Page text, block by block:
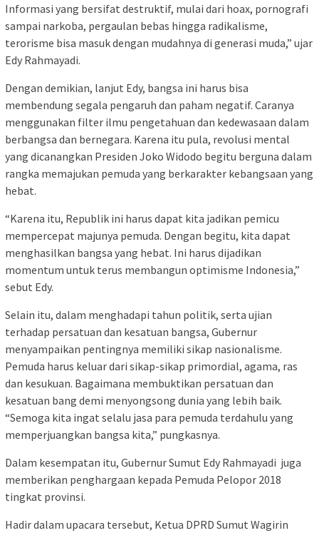
Informasi yang bersifat destruktif, mulai dari hoax, pornografi
sampai narkoba, pergaulan bebas hingga radikalisme,
terorisme bisa masuk dengan mudahnya di generasi muda,” ujar
Edy Rahmayadi.
Dengan demikian, lanjut Edy, bangsa ini harus bisa
membendung segala pengaruh dan paham negatif. Caranya
menggunakan filter ilmu pengetahuan dan kedewasaan dalam
berbangsa dan bernegara. Karena itu pula, revolusi mental
yang dicanangkan Presiden Joko Widodo begitu berguna dalam
rangka memajukan pemuda yang berkarakter kebangsaan yang
hebat.
“Karena itu, Republik ini harus dapat kita jadikan pemicu
mempercepat majunya pemuda. Dengan begitu, kita dapat
menghasilkan bangsa yang hebat. Ini harus dijadikan
momentum untuk terus membangun optimisme Indonesia,”
sebut Edy.
Selain itu, dalam menghadapi tahun politik, serta ujian
terhadap persatuan dan kesatuan bangsa, Gubernur
menyampaikan pentingnya memiliki sikap nasionalisme.
Pemuda harus keluar dari sikap-sikap primordial, agama, ras
dan kesukuan. Bagaimana membuktikan persatuan dan
kesatuan bang demi menyongsong dunia yang lebih baik.
“Semoga kita ingat selalu jasa para pemuda terdahulu yang
memperjuangkan bangsa kita,” pungkasnya.
Dalam kesempatan itu, Gubernur Sumut Edy Rahmayadi juga
memberikan penghargaan kepada Pemuda Pelopor 2018
tingkat provinsi.
Hadir dalam upacara tersebut, Ketua DPRD Sumut Wagirin